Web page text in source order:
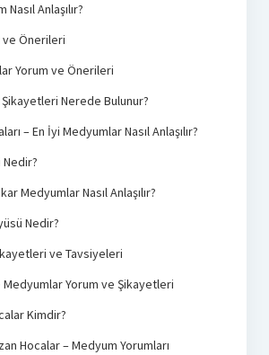
Anlaşılır?
Önerileri
Yorum ve Önerileri
Nerede Bulunur?
– En İyi Medyumlar Nasıl Anlaşılır?
Medyumlar Nasıl Anlaşılır?
Nedir?
ve Tavsiyeleri
Yorum ve Şikayetleri
Kimdir?
Hocalar – Medyum Yorumları